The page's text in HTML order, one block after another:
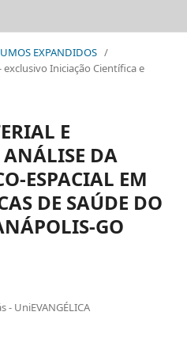
EXPANDIDOS /
exclusivo Iniciação Científica e
E
ANÁLISE DA
ESPACIAL EM
DE SAÚDE DO
GO
- UniEVANGÉLICA